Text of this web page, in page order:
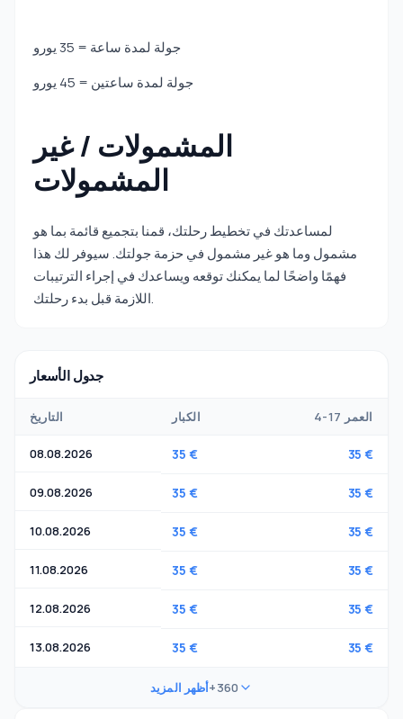
جولة لمدة ساعة = 35 يورو
جولة لمدة ساعتين = 45 يورو
المشمولات / غير
المشمولات
لمساعدتك في تخطيط رحلتك، قمنا بتجميع قائمة بما هو
مشمول وما هو غير مشمول في حزمة جولتك. سيوفر لك هذا
فهمًا واضحًا لما يمكنك توقعه ويساعدك في إجراء الترتيبات
اللازمة قبل بدء رحلتك.
جدول الأسعار
التاريخ الكبار 4-17 العمر
08.08.2026 35 € 35 €
09.08.2026 35 € 35 €
10.08.2026 35 € 35 €
11.08.2026 35 € 35 €
12.08.2026 35 € 35 €
13.08.2026 35 € 35 €
أظهر المزيد+360